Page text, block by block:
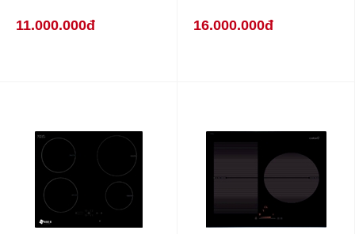
11.000.000đ 16.000.000đ